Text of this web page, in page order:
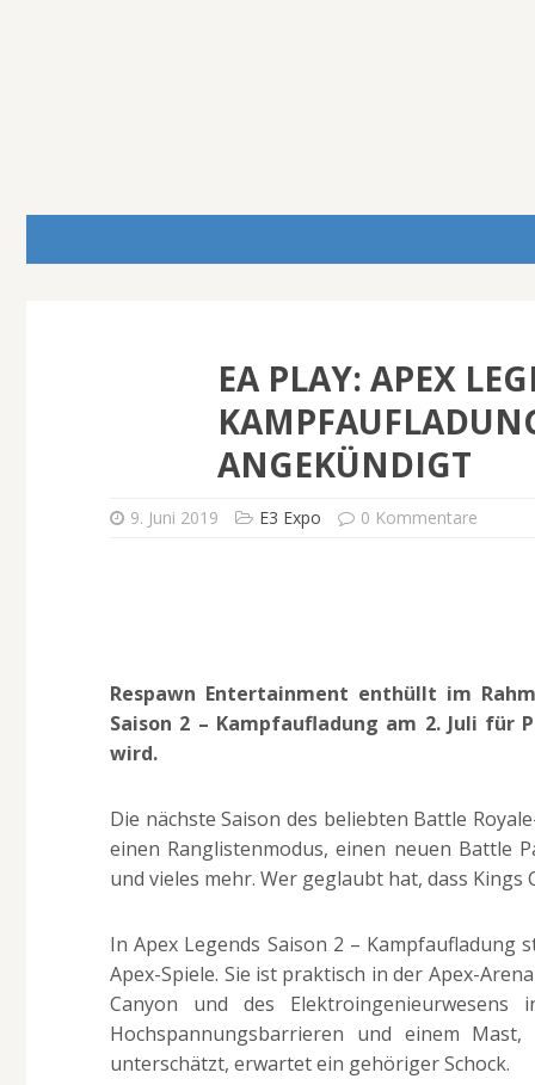
EA PLAY: APEX
ANGEKÜNDIGT
9. Juni 2019 E3 Expo 0 Kommentare
Respawn Entertainment enthüllt im
Saison 2 – Kampfaufladung am 2. Juli für
wird.
Die nächste Saison des beliebten Battle
einen Ranglistenmodus, einen neuen Battle
und vieles mehr. Wer geglaubt hat, dass
In Apex Legends Saison 2 – Kampfaufladung
Apex-Spiele. Sie ist praktisch in der Apex-
Canyon und des
Hochspannungsbarrieren und einem
unterschätzt, erwartet ein gehöriger Schock.